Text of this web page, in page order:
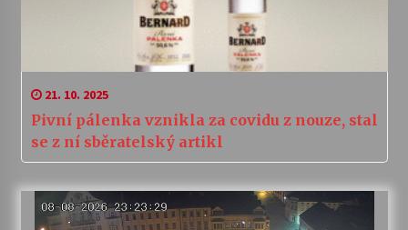
21. 10. 2025
Pivní pálenka vznikla za covidu z nouze, stal
se z ní sběratelský artikl